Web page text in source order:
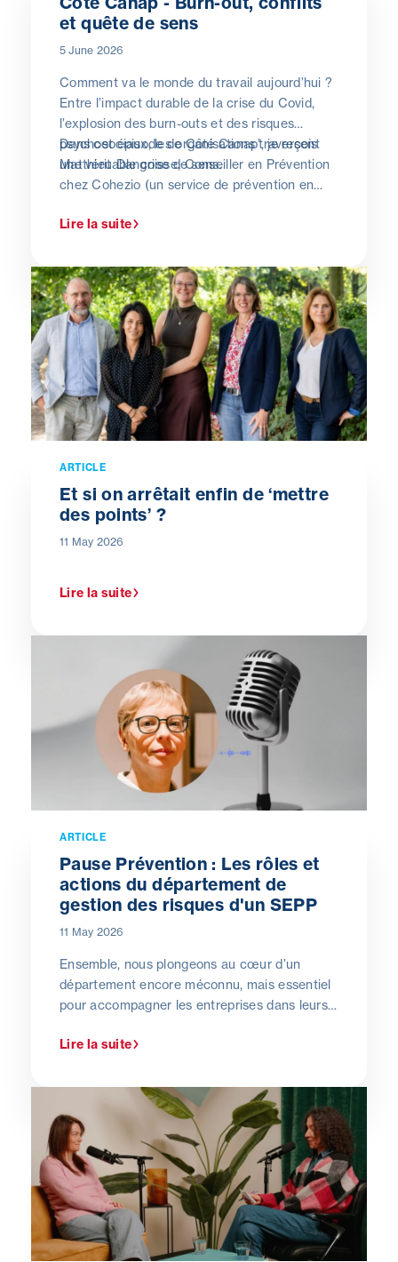
et quête de sens
5 June 2026
Comment va le monde du travail aujourd’hui ?
Entre l’impact durable de la crise du Covid,
l’explosion des burn-outs et des risques
psychosociaux, les organisations traversent
une véritable crise de sens.
Dans cet épisode de Côté Canap’, je reçois
Matthieu Dangoisse, Conseiller en Prévention
chez Cohezio (un service de prévention en
Lire la suite
ARTICLE
Et si on arrêtait enfin de ‘mettre
des points’ ?
11 May 2026
Lire la suite
ARTICLE
Pause Prévention : Les rôles et
actions du département de
gestion des risques d'un SEPP
11 May 2026
Ensemble, nous plongeons au cœur d’un
département encore méconnu, mais essentiel
pour accompagner les entreprises dans leurs
Lire la suite